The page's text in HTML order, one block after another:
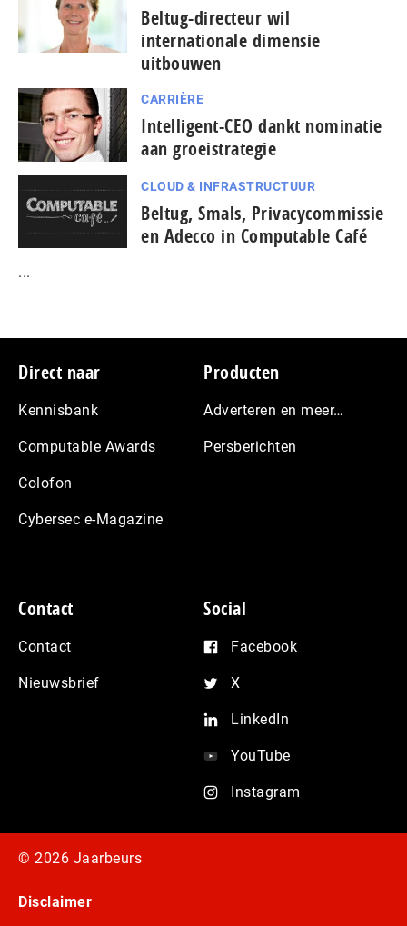
Beltug-directeur wil
internationale dimensie
uitbouwen
CARRIÈRE
Intelligent-CEO dankt nominatie
aan groeistrategie
CLOUD & INFRASTRUCTUUR
Beltug, Smals, Privacycommissie
en Adecco in Computable Café
...
Footer
Direct naar
Kennisbank
Computable Awards
Colofon
Cybersec e-Magazine
Producten
Adverteren en meer…
Persberichten
Contact
Contact
Nieuwsbrief
Social
Facebook
X
LinkedIn
YouTube
Instagram
© 2026 Jaarbeurs
Disclaimer